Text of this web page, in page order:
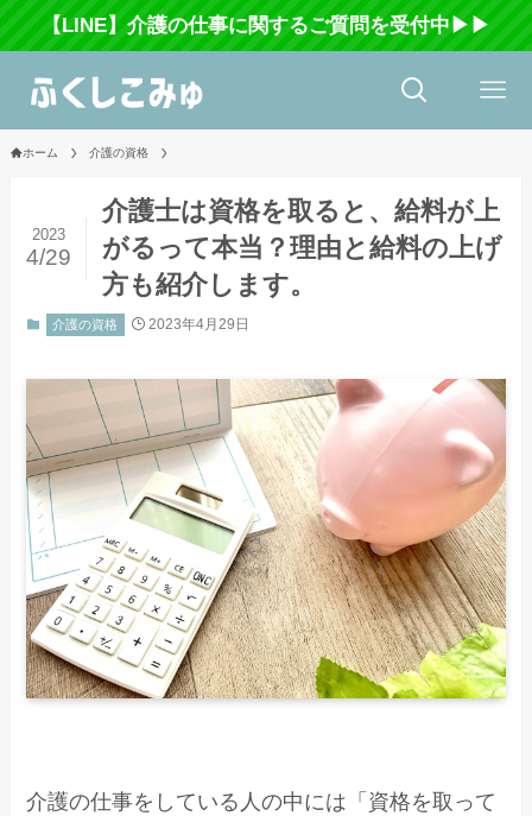
【LINE】介護の仕事に関するご質問を受付中▶▶
ホーム 介護の資格
介護士は資格を取ると、給料が上
がるって本当？理由と給料の上げ
方も紹介します。
2023
4/29
介護の資格 2023年4月29日
介護の仕事をしている人の中には「資格を取って